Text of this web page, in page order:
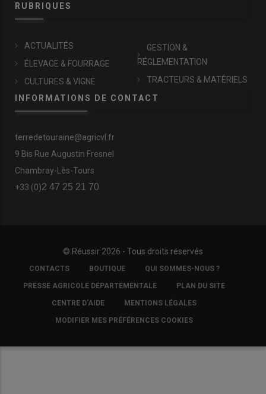
RUBRIQUES
ACTUALITÉS
ÉLEVAGE & FOURRAGE
CULTURES & VIGNE
GESTION &
RÉGLEMENTATION
TRACTEURS & MATÉRIELS
INFORMATIONS DE CONTACT
terredetouraine@agricvl.fr
9 Bis Rue Augustin Fresnel
Chambray-Lès-Tours
+33 (0)2 47 25 21 70
© Réussir 2026 - Tous droits réservés
FOOTER
COPYRIGHT
CONTACTS BOUTIQUE QUI SOMMES-NOUS ?
PRESSE AGRICOLE DÉPARTEMENTALE PLAN DU SITE
CENTRE D'AIDE MENTIONS LÉGALES
MODIFIER MES PRÉFÉRENCES COOKIES